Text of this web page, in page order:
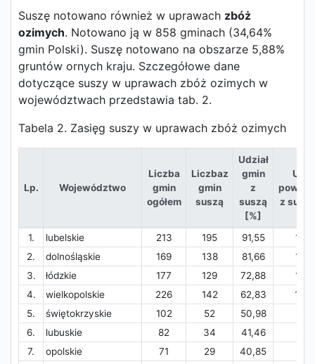
Suszę notowano również w uprawach zbóż
ozimych. Notowano ją w 858 gminach (34,64%
gmin Polski). Suszę notowano na obszarze 5,88%
gruntów ornych kraju. Szczegółowe dane
dotyczące suszy w uprawach zbóż ozimych w
województwach przedstawia tab. 2.
Tabela 2. Zasięg suszy w uprawach zbóż ozimych
Lp. Województwo
Liczba
gmin
ogółem
Liczbaz
gmin
suszą
Udział
gmin
z
suszą
[%]
z
1. lubelskie 213 195 91,55
2.
dolnośląskie 169 138 81,66
3.
łódzkie 177 129 72,88
4.
wielkopolskie 226 142 62,83
5.
świętokrzyskie 102 52 50,98
6.
lubuskie 82 34 41,46
7.
opolskie 71 29 40,85